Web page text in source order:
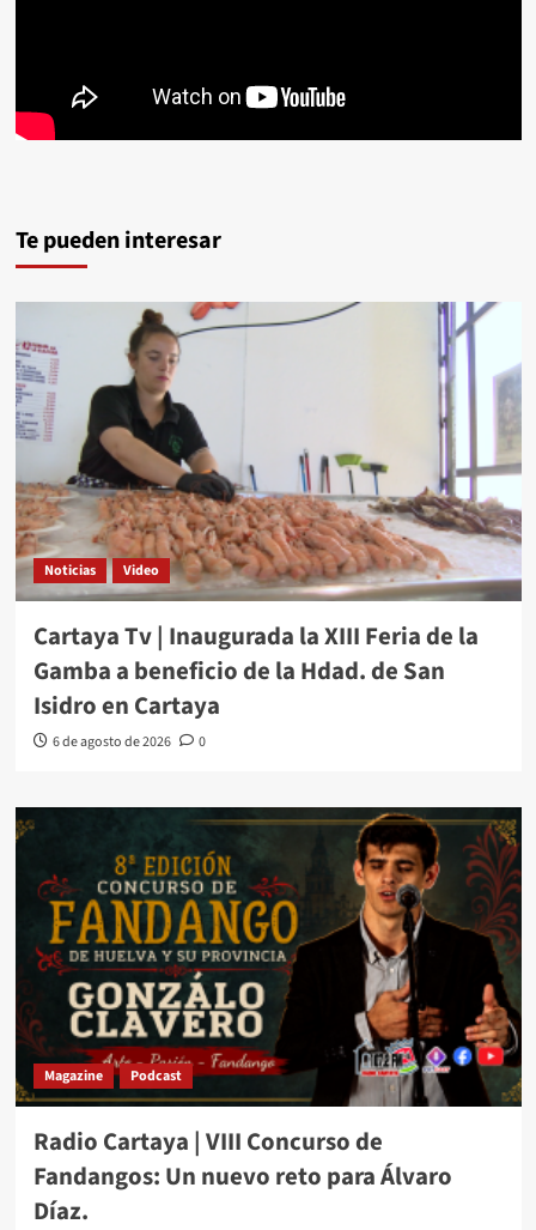
Te pueden interesar
Noticias Video
Cartaya Tv | Inaugurada la XIII Feria de la
Gamba a beneficio de la Hdad. de San
Isidro en Cartaya
6 de agosto de 2026 0
Magazine Podcast
Radio Cartaya | VIII Concurso de
Fandangos: Un nuevo reto para Álvaro
Díaz.